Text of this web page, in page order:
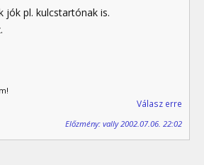
jók pl. kulcstartónak is.
Válasz erre
Előzmény: vally 2002.07.06. 22:02